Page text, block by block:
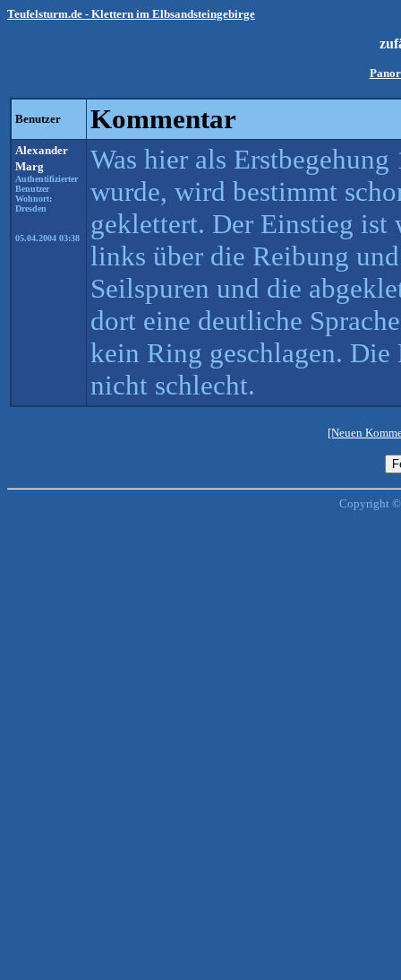
Teufelsturm.de - Klettern im Elbsandsteingebirge
Benutzer Kommentar
Alexander
Marg
Authentifizierter
Benutzer
Wohnort:
Dresden
05.04.2004 03:38
Was hier als
wurde, wird bestimmt
geklettert. Der Einstieg ist
links über die Reibung
Seilspuren und die
dort eine deutliche
kein Ring geschlagen.
nicht schlecht.
[Neuen
Copyright ©